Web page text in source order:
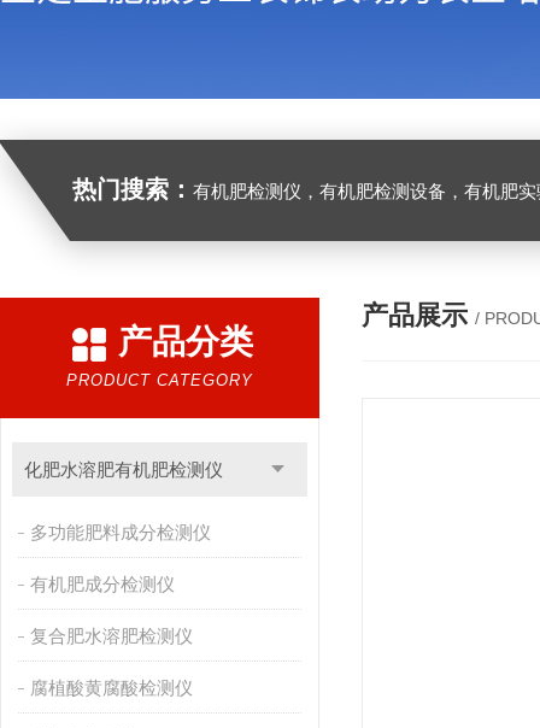
热门搜索： 有机肥检测仪，有机肥检测设备，有机肥实验室设备，生物有
产品分类
PRODUCT CATEGORY
化肥水溶肥有机肥检测仪
多功能肥料成分检测仪
有机肥成分检测仪
复合肥水溶肥检测仪
腐植酸黄腐酸检测仪
产品展示 /